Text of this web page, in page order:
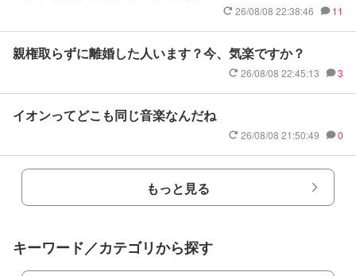
26/08/08 22:38:46 11
親権取らずに離婚した人います？今、気楽ですか？
26/08/08 22:45:13 3
イオンってどこも同じ音楽なんだね
26/08/08 21:50:49 0
もっと見る
キーワード／カテゴリから探す